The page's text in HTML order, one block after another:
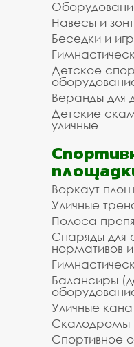
Навесы и
Беседки и
Детское
Веранды для
Детские
уличные
Воркаут
Уличные
Полоса
Снаряды для
нормативов
Балансиры
Уличные
Скалодромы
Спортивное